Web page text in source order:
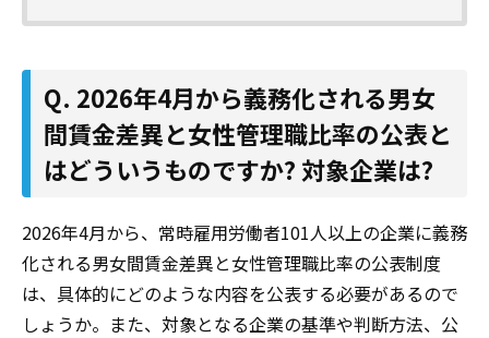
Q. 2026年4月から義務化される男女
間賃金差異と女性管理職比率の公表と
はどういうものですか? 対象企業は?
2026年4月から、常時雇用労働者101人以上の企業に義務
化される男女間賃金差異と女性管理職比率の公表制度
は、具体的にどのような内容を公表する必要があるので
しょうか。また、対象となる企業の基準や判断方法、公